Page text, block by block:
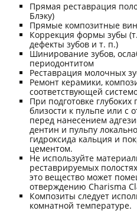
Прямая реставрация
Блэку)
Прямые композитные
Коррекция формы зубы
дефекты зубов и т. п.)
Шинирование зубов,
периодонтитом
Реставрация молочных
Ремонт керамики,
соответствующей
При подготовке
близости к пульпе или с
перед нанесением
дентин и пульпу
гидроксида кальция и
цементом.
Не используйте
реставрируемых
это вещество может
отверждению Charisma
Композиты следует
комнатной температуре.